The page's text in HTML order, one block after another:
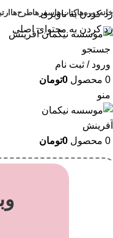
رد کردن به ناوبری
رد کردن به محتوای اصلی
خانهدوره‌هاکتاب‌هاسفرهاطرح‌ها
جستجو
ورود / ثبت نام
0 محصول 0تومان
منو
0 محصول 0تومان